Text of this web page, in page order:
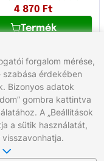
4 870 Ft
Termék
292
17:00
forgalom mérése,
érdekében
Bizonyos adatok
gombra kattintva
A „Beállítások
a sütik használatát,